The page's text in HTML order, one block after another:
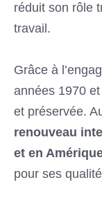
réduit son rôle
travail.
Grâce à
années 1970
et préservée.
renouveau
et en
pour ses